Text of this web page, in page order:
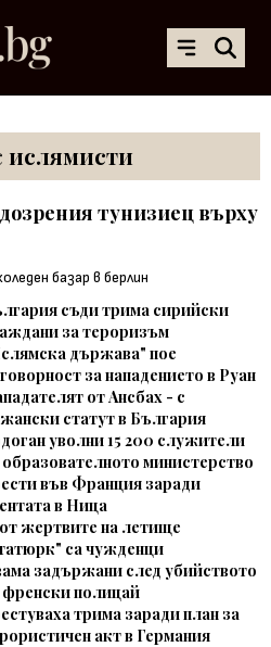
ислямисти
тунизиец върху
съди трима сирийски
за тероризъм
държава" пое
за нападението в Руан
от Ансбах - с
статут в България
уволни 15 200 служители
образователното министерство
във Франция заради
в Ница
от жертвите на летище
са чужденци
задържани след убийството
френски полицай
трима заради план за
акт в Германия